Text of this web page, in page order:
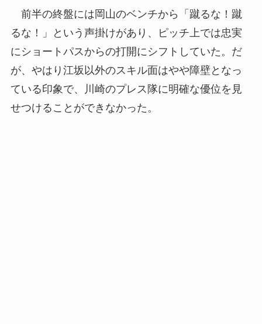
前半の終盤には岡山のベンチから「蹴るな！蹴
るな！」という声掛けがあり、ピッチ上では忠実
にショートパスからの打開にシフトしていた。だ
が、やはり江坂以外のスキル面はやや障壁となっ
ている印象で、川崎のプレス隊に明確な優位を見
せつけることができなかった。